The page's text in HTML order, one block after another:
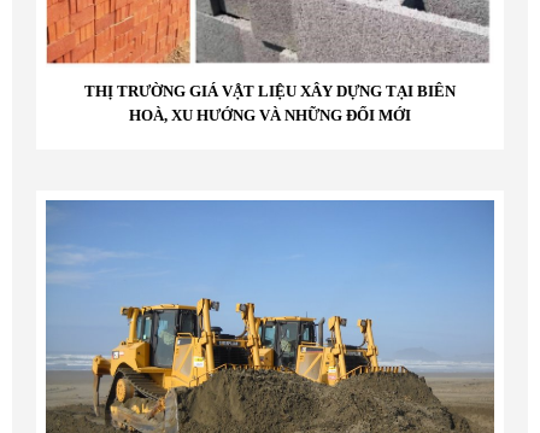
THỊ TRƯỜNG GIÁ VẬT LIỆU XÂY DỰNG TẠI BIÊN
HOÀ, XU HƯỚNG VÀ NHỮNG ĐỔI MỚI